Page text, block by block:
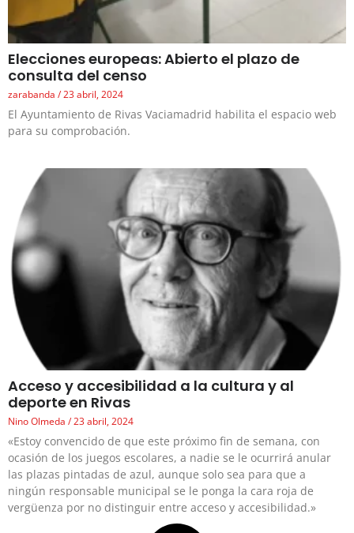
Elecciones europeas: Abierto el plazo de
consulta del censo
zarabanda 23 abril, 2024
El Ayuntamiento de Rivas Vaciamadrid habilita el espacio web
para su comprobación.
Acceso y accesibilidad a la cultura y al
deporte en Rivas
Nino Olmeda 23 abril, 2024
«Estoy convencido de que este próximo fin de semana, con
ocasión de los juegos escolares, a nadie se le ocurrirá anular
las plazas pintadas de azul, aunque solo sea para que a
ningún responsable municipal se le ponga la cara roja de
vergüenza por no distinguir entre acceso y accesibilidad.»